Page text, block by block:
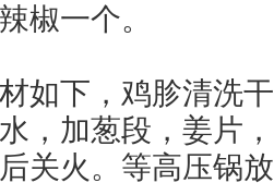
椒一个。
如下，鸡胗清洗
，加葱段，姜片
关火。等高压锅